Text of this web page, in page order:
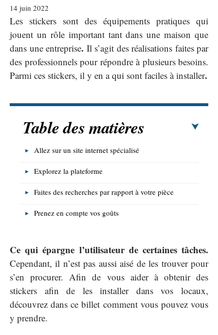
14 juin 2022
Les stickers sont des équipements pratiques qui
jouent un rôle important tant dans une maison que
dans une entreprise. Il s’agit des réalisations faites par
des professionnels pour répondre à plusieurs besoins.
Parmi ces stickers, il y en a qui sont faciles à installer.
Table des matières
Allez sur un site internet spécialisé
Explorez la plateforme
Faites des recherches par rapport à votre pièce
Prenez en compte vos goûts
Ce qui épargne l’utilisateur de certaines tâches.
Cependant, il n’est pas aussi aisé de les trouver pour
s’en procurer. Afin de vous aider à obtenir des
stickers afin de les installer dans vos locaux,
découvrez dans ce billet comment vous pouvez vous
y prendre.